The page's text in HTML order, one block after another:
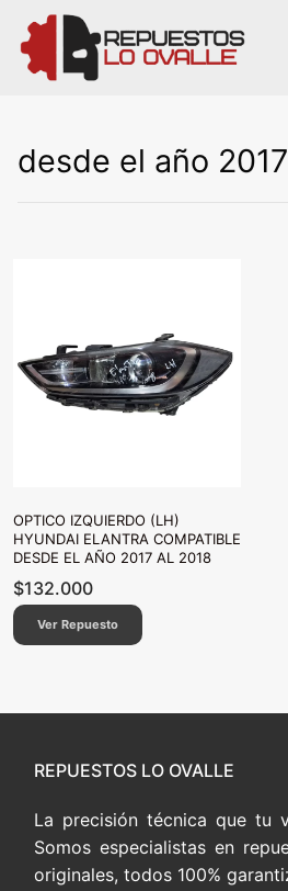
contenido
desde el año
OPTICO IZQUIERDO (LH)
HYUNDAI ELANTRA COMPATIBLE
DESDE EL AÑO 2017 AL 2018
$132.000
Ver Repuesto
REPUESTOS LO OVALLE
La precisión técnica que tu
Somos especialistas en
originales, todos 100%